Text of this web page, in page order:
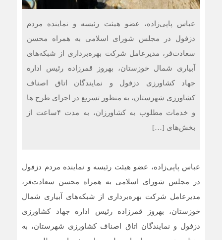
عباس پاپی‌زاده، عضو هیئت رئیسه و نماینده مردم
دزفول در مجلس شورای اسلامی به همراه محسن
سعادت‌فر، مدیرعامل شرکت بهره‌برداری از شبکه‌های
آبیاری شمال خوزستان، بهروز قمرزاده رئیس اداره
جهاد کشاورزی دزفول و نمایندگان اتاق اصناف
کشاورزی شهرستان، به منظور تسریع در اجرای طرح ها
و خدمات مطلوب به کشاورزان، به مدت ۴ساعت از
بخش‌های […]
عباس پاپی‌زاده، عضو هیئت رئیسه و نماینده مردم دزفول
در مجلس شورای اسلامی به همراه محسن سعادت‌فر،
مدیرعامل شرکت بهره‌برداری از شبکه‌های آبیاری شمال
خوزستان، بهروز قمرزاده رئیس اداره جهاد کشاورزی
دزفول و نمایندگان اتاق اصناف کشاورزی شهرستان، به